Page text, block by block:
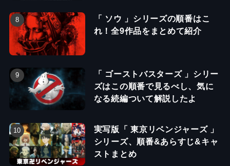
「 ソウ 」シリーズの順番はこ
れ！全9作品をまとめて紹介
「 ゴーストバスターズ 」シリー
ズはこの順番で見るべし、気に
なる続編ついて解説したよ
実写版「 東京リベンジャーズ 」
シリーズ、順番&あらすじ&キャ
ストまとめ